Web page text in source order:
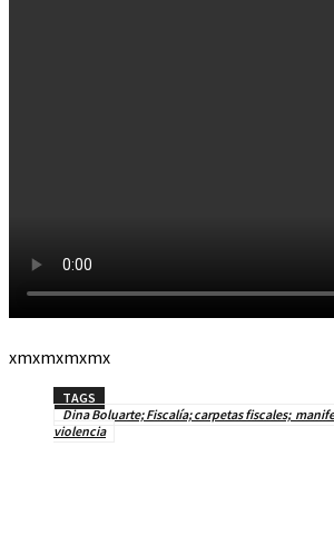
xmxmxmxmx
TAGS
Dina Boluarte; Fiscalía; carpetas fiscales;
violencia